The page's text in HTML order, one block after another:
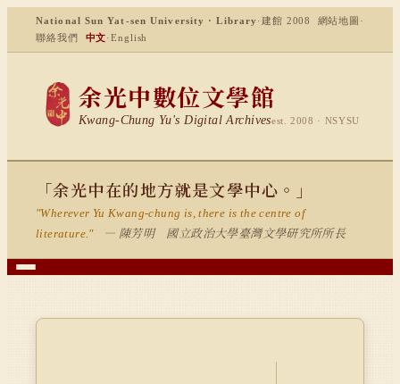
National Sun Yat-sen University · Library ·建館 2008 網站地圖 ·
聯絡我們
中文·English
余光中數位文學館
Kwang-Chung Yu's Digital Archivesest. 2008 · NSYSU
「余光中在的地方就是文學中心。」
"Wherever Yu Kwang-chung is, there is the centre of
literature."
— 陳芳明 國立政治大學臺灣文學研究所所長